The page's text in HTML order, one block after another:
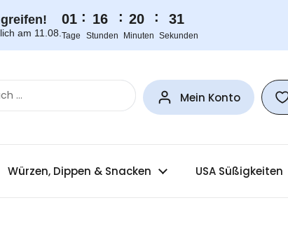
am 11.08.
01
Tage
: 16
Stunden
: 20
Minuten
: 31
Sekunden
Mein Konto
Würzen, Dippen & Snacken USA Süßigkeiten